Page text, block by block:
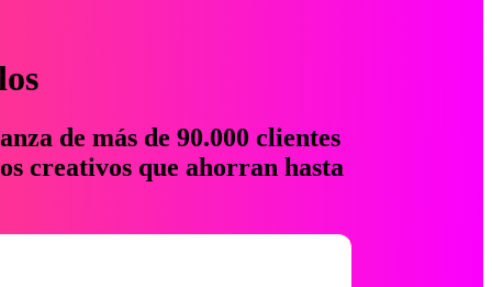
de más de 90.000 clientes
creativos que ahorran hasta